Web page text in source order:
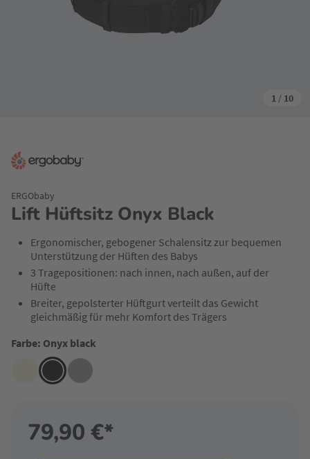
1 / 10
Lift Hüftsitz Onyx Black
ERGObaby
Ergonomischer, gebogener Schalensitz zur bequemen
Unterstützung der Hüften des Babys
3 Tragepositionen: nach innen, nach außen, auf der
Hüfte
Breiter, gepolsterter Hüftgurt verteilt das Gewicht
gleichmäßig für mehr Komfort des Trägers
Farbe: Onyx black
79,90 €*